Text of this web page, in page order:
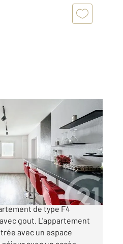
54
vendre
€
secteur Mairie, venez
de type F4
gout. L'appartement
avec un espace